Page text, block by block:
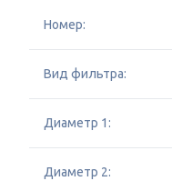
Номер:
Вид фильтра:
Диаметр 1:
Диаметр 2: